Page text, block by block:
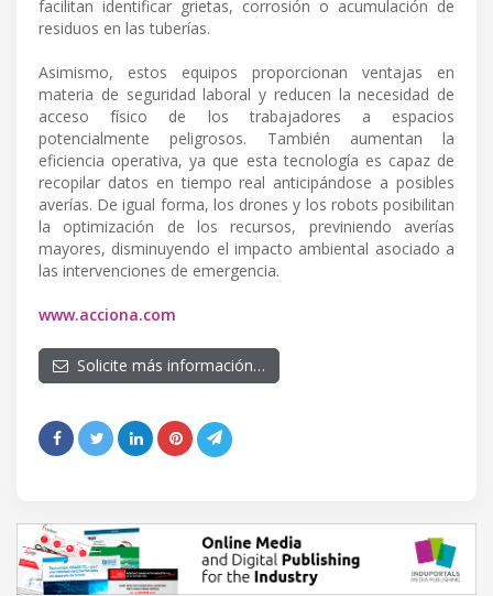
facilitan identificar grietas, corrosión o acumulación de
residuos en las tuberías.
Asimismo, estos equipos proporcionan ventajas en
materia de seguridad laboral y reducen la necesidad de
acceso físico de los trabajadores a espacios
potencialmente peligrosos. También aumentan la
eficiencia operativa, ya que esta tecnología es capaz de
recopilar datos en tiempo real anticipándose a posibles
averías. De igual forma, los drones y los robots posibilitan
la optimización de los recursos, previniendo averías
mayores, disminuyendo el impacto ambiental asociado a
las intervenciones de emergencia.
www.acciona.com
Solicite más información…